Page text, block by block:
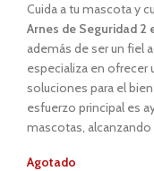
Cuida a tu mascota y
Arnes de Seguridad 2
además de ser un fiel
especializa en ofrecer
soluciones para el
esfuerzo principal es
mascotas,
Agotado